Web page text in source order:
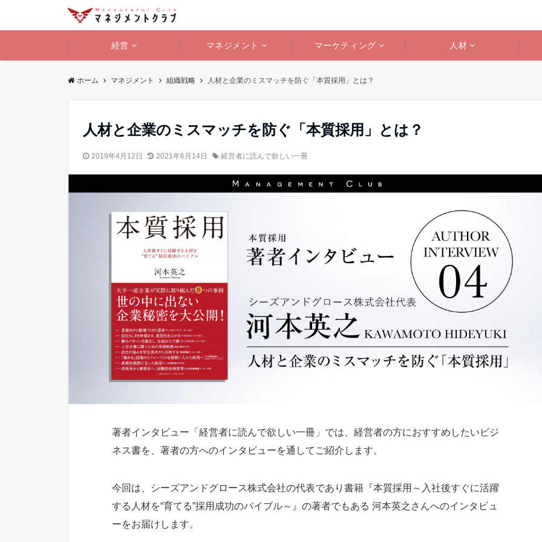
経営 マネジメント マーケティング 人材
ホーム マネジメント 組織戦略 人材と企業のミスマッチを防ぐ「本質採用」とは？
人材と企業のミスマッチを防ぐ「本質採用」とは？
2019年4月12日 2021年6月14日 経営者に読んで欲しい一冊
著者インタビュー「経営者に読んで欲しい一冊」では、経営者の方におすすめしたいビジ
ネス書を、著者の方へのインタビューを通してご紹介します。
今回は、シーズアンドグロース株式会社の代表であり書籍『本質採用～入社後すぐに活躍
する人材を“育てる”採用成功のバイブル～』の著者でもある 河本英之さんへのインタビュ
ーをお届けします。